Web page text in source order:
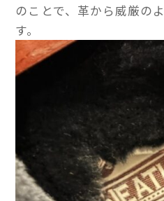
のことで、革から威厳の
す。